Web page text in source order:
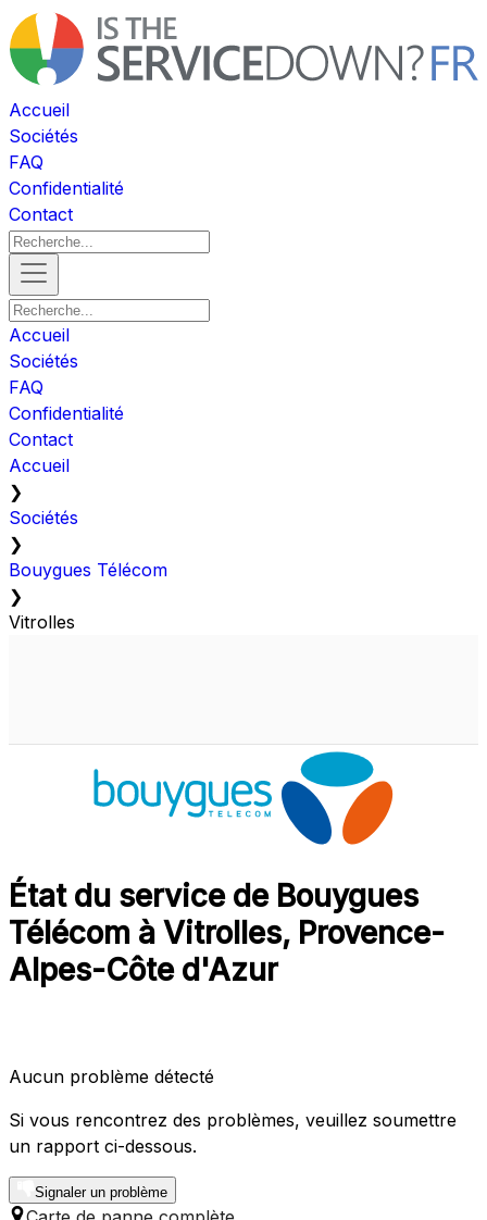
Accueil
Sociétés
FAQ
Confidentialité
Contact
Accueil
Sociétés
FAQ
Confidentialité
Contact
Accueil
❯
Sociétés
❯
Bouygues Télécom
❯
Vitrolles
État du service de Bouygues
Télécom à Vitrolles, Provence-
Alpes-Côte d'Azur
Aucun problème détecté
Si vous rencontrez des problèmes, veuillez soumettre
un rapport ci-dessous.
Signaler un problème